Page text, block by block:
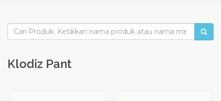
Klodiz Pant